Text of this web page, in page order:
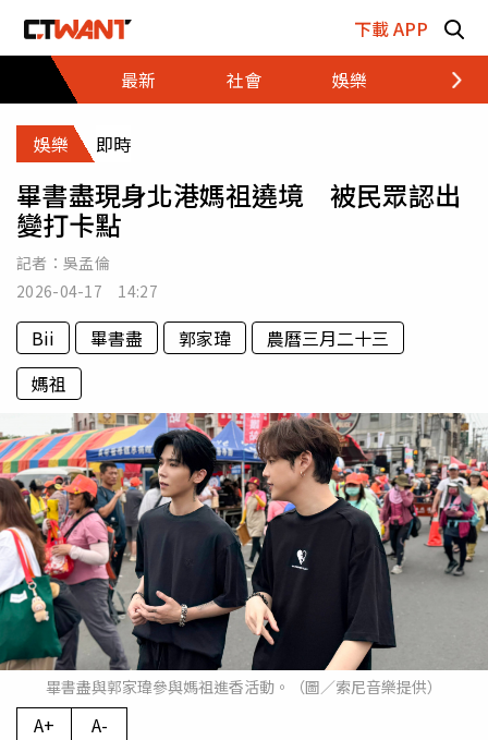
下載 APP
最新
社會 娛樂 財經
娛樂 即時
畢書盡現身北港媽祖遶境 被民眾認出
變打卡點
記者： 吳孟倫
2026-04-17 14:27
Bii 畢書盡 郭家瑋
農曆三月二十三
媽祖
畢書盡與郭家瑋參與媽祖進香活動。（圖／索尼音樂提供）
A+ A-